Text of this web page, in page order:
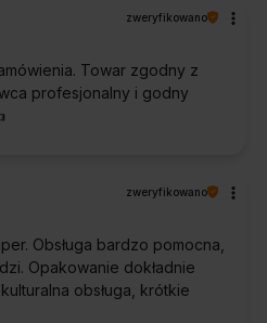
zweryfikowano
Towar zgodny z
profesjonalny i godny
zweryfikowano
Obsługa bardzo pomocna,
Opakowanie dokładnie
obsługa, krótkie